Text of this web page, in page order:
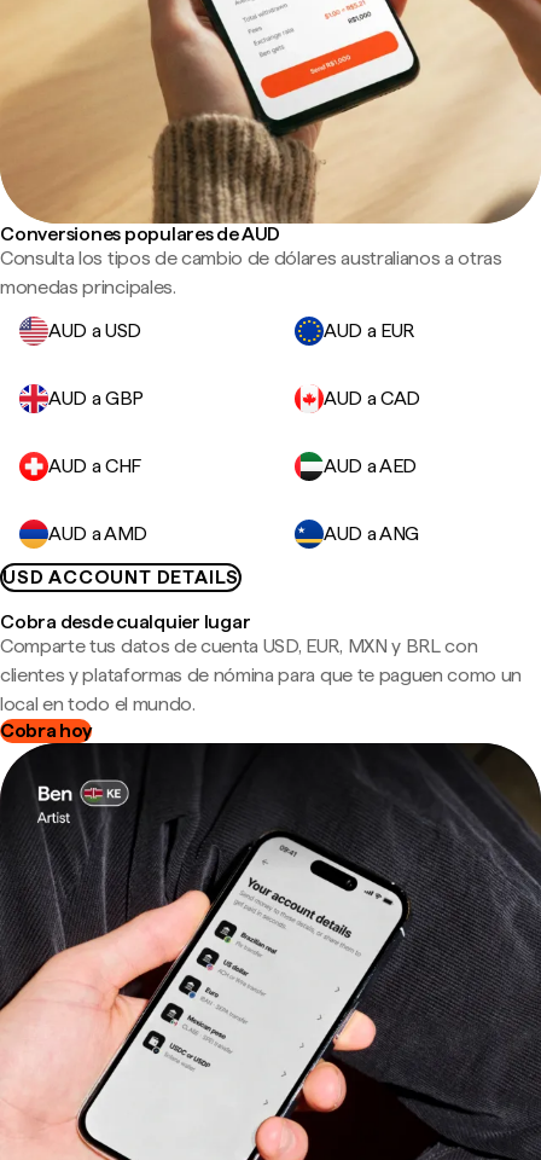
Conversiones populares de AUD
Consulta los tipos de cambio de dólares australianos a otras
monedas principales.
AUD a USD
AUD a EUR
AUD a GBP AUD a CAD
AUD a CHF AUD a AED
AUD a AMD
AUD a ANG
USD ACCOUNT DETAILS
Cobra desde cualquier lugar
Comparte tus datos de cuenta USD, EUR, MXN y BRL con
clientes y plataformas de nómina para que te paguen como un
local en todo el mundo.
Cobra hoy